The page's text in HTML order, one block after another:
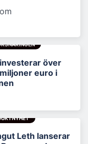
över
euro i
Leth lanserar